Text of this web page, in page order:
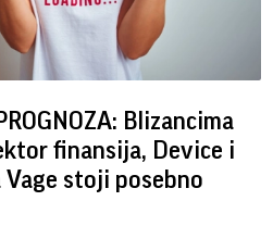
Blizancima
finansija, Device i
Vage stoji posebno